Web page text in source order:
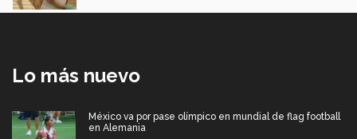
Lo más nuevo
México va por pase olímpico en mundial de flag football
en Alemania